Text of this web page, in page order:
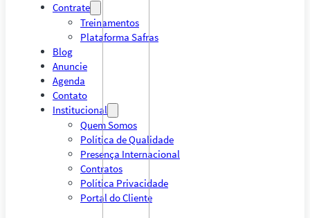
Contrate
Treinamentos
Plataforma Safras
Blog
Anuncie
Agenda
Contato
Institucional
Quem Somos
Política de Qualidade
Presença Internacional
Contratos
Política Privacidade
Portal do Cliente